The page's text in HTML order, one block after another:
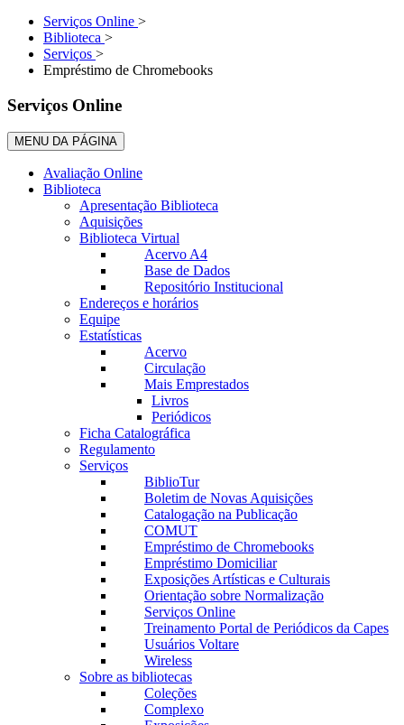
Serviços Online >
Biblioteca >
Serviços >
Empréstimo de Chromebooks
Serviços Online
MENU DA PÁGINA
Avaliação Online
Biblioteca
Apresentação Biblioteca
Aquisições
Biblioteca Virtual
Acervo A4
Base de Dados
Repositório Institucional
Endereços e horários
Equipe
Estatísticas
Acervo
Circulação
Mais Emprestados
Livros
Periódicos
Ficha Catalográfica
Regulamento
Serviços
BiblioTur
Boletim de Novas Aquisições
Catalogação na Publicação
COMUT
Empréstimo de Chromebooks
Empréstimo Domiciliar
Exposições Artísticas e Culturais
Orientação sobre Normalização
Serviços Online
Treinamento Portal de Periódicos da Capes
Usuários Voltare
Wireless
Sobre as bibliotecas
Coleções
Complexo